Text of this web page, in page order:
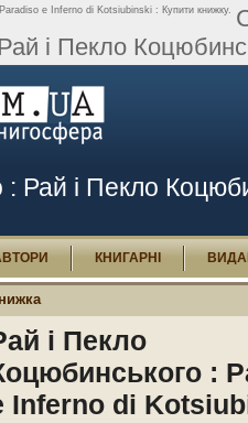
e Inferno di Kotsiubinski : Купити книжку.
і Пекло
Рай і Пекло
КНИГАРНІ
і Пекло
:
Inferno di